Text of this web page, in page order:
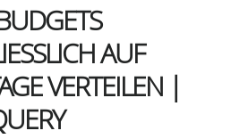
AUF
VERTEILEN |